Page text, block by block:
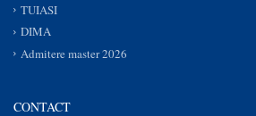
TUIASI
DIMA
Admitere master 2026
CONTACT